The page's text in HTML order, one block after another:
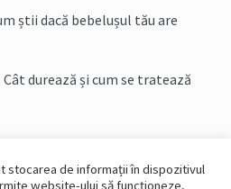
știi dacă bebelușul tău are
durează și cum se tratează
stocarea de informații în dispozitivul
website-ului să funcționeze,